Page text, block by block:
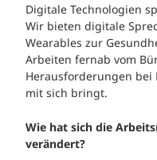
Digitale Technologien
Wir bieten digitale
Wearables zur
Arbeiten fernab vom
Herausforderungen bei
mit sich bringt.
Wie hat sich die
verändert?